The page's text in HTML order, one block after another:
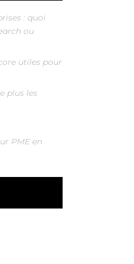
: quoi
ou
utiles pour
plus les
PME en